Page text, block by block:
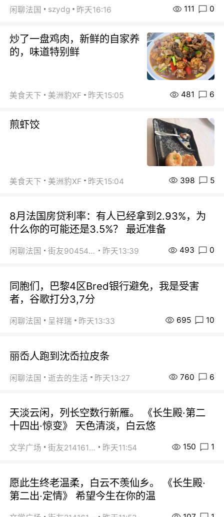
闲聊法国 szydg 昨天16:16 111 0
炒了一盘鸡肉，新鲜的自家养
的，味道特别鲜
美食天下 美洲豹XF 昨天15:05 481 6
煎虾饺
美食天下 美洲豹XF 昨天15:04 398 5
8月法国房贷利率：有人已经拿到2.93%，为
什么你的可能还是3.5%？ 最近准备
闲聊法国 街友90454511 昨天13:39 493 0
同胞们，巴黎4区Bred银行避免，我是受害
者，谷歌打分3,7分
闲聊法国 呈祥瑞 昨天13:33 695 10
丽岙人跑到沈岙拉皮条
闲聊法国 逝去的生活 昨天13:27 760 6
天淡云闲，列长空数行新雁。 《长生殿·第二
十四出·惊变》 天色清淡，白云悠
文学广场 街友21416156 昨天11:54 150 1
愿此生终老温柔，白云不羡仙乡。 《长生殿·
第二出·定情》 希望今生在你的温